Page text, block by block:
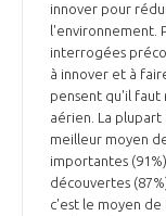
innover pour
l'environnement.
interrogées
à innover et à
pensent qu'il faut
aérien. La
meilleur moyen
importantes
découvertes
c'est le moyen de